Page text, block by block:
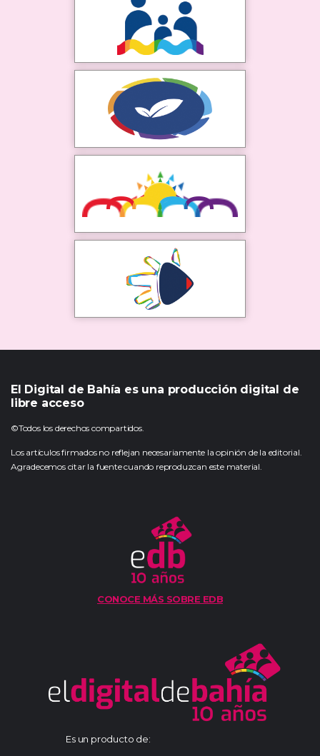
El Digital de Bahía es una producción digital de
libre acceso
©Todos los derechos compartidos.
Los artículos firmados no reflejan necesariamente la opinión de la editorial.
Agradecemos citar la fuente cuando reproduzcan este material.
CONOCE MÁS SOBRE EDB
Es un producto de: